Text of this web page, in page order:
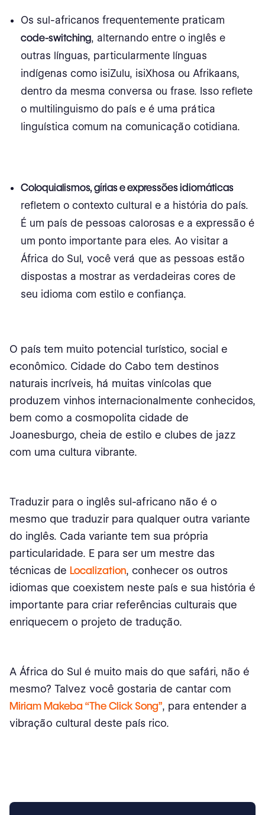
Os sul-africanos frequentemente praticam
code-switching, alternando entre o inglês e
outras línguas, particularmente línguas
indígenas como isiZulu, isiXhosa ou Afrikaans,
dentro da mesma conversa ou frase. Isso reflete
o multilinguismo do país e é uma prática
linguística comum na comunicação cotidiana.
Coloquialismos, gírias e expressões idiomáticas
refletem o contexto cultural e a história do país.
É um país de pessoas calorosas e a expressão é
um ponto importante para eles. Ao visitar a
África do Sul, você verá que as pessoas estão
dispostas a mostrar as verdadeiras cores de
seu idioma com estilo e confiança.
O país tem muito potencial turístico, social e
econômico. Cidade do Cabo tem destinos
naturais incríveis, há muitas vinícolas que
produzem vinhos internacionalmente conhecidos,
bem como a cosmopolita cidade de
Joanesburgo, cheia de estilo e clubes de jazz
com uma cultura vibrante.
Traduzir para o inglês sul-africano não é o
mesmo que traduzir para qualquer outra variante
do inglês. Cada variante tem sua própria
particularidade. E para ser um mestre das
técnicas de Localization, conhecer os outros
idiomas que coexistem neste país e sua história é
importante para criar referências culturais que
enriquecem o projeto de tradução.
A África do Sul é muito mais do que safári, não é
mesmo? Talvez você gostaria de cantar com
Miriam Makeba “The Click Song”, para entender a
vibração cultural deste país rico.